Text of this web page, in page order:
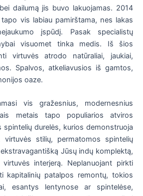
dailumą jis buvo lakuojamas. 2014
vis labiau pamirštama, nes lakas
įspūdį. Pasak specialistų
visuomet tinka medis. Iš šios
virtuvės atrodo natūraliai, jaukiai,
Spalvos, atkeliavusios iš gamtos,
oaze.
vis gražesnius, modernesnius
metais tapo populiarios atviros
durelės, kurios demonstruoja
virtuvės stilių, permatomos spintelių
Jūsų indų komplektą,
interjerą. Neplanuojant pirkti
kapitalinių patalpos remontų, tokios
esantys lentynose ar spintelėse,